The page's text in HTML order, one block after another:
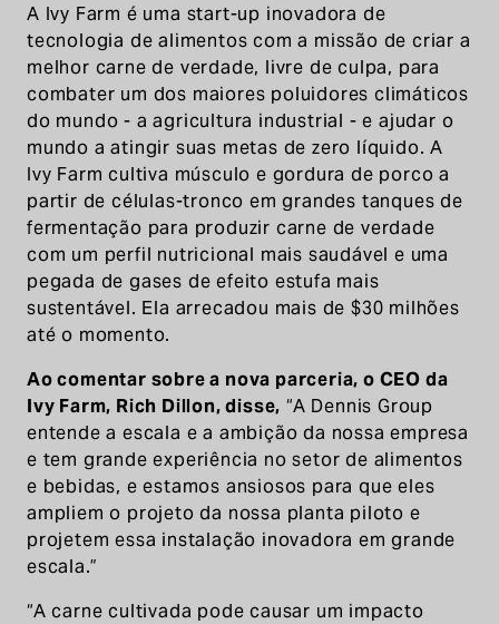
A Ivy Farm é uma start-up inovadora de
tecnologia de alimentos com a missão de criar a
melhor carne de verdade, livre de culpa, para
combater um dos maiores poluidores climáticos
do mundo - a agricultura industrial - e ajudar o
mundo a atingir suas metas de zero líquido. A
Ivy Farm cultiva músculo e gordura de porco a
partir de células-tronco em grandes tanques de
fermentação para produzir carne de verdade
com um perfil nutricional mais saudável e uma
pegada de gases de efeito estufa mais
sustentável. Ela arrecadou mais de $30 milhões
até o momento.
Ao comentar sobre a nova parceria, o CEO da
Ivy Farm, Rich Dillon, disse, “A Dennis Group
entende a escala e a ambição da nossa empresa
e tem grande experiência no setor de alimentos
e bebidas, e estamos ansiosos para que eles
ampliem o projeto da nossa planta piloto e
projetem essa instalação inovadora em grande
escala.”
“A carne cultivada pode causar um impacto